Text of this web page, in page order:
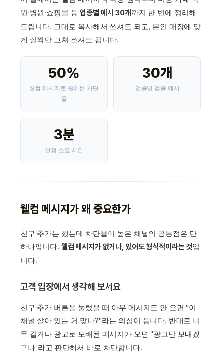
원·병원·쇼핑몰 등 업종별 예시 30개 까지 한 번에 정리해
드립니다. 그대로 복사해서 쓰셔도 되고, 본인 매장에 맞
게 살짝만 고쳐 쓰셔도 됩니다.
50%
웰컴 메시지로 줄이는 차단
율
30개
업종별 검증 예시
3분
설정 소요 시간
웰컴 메시지가 왜 중요한가
친구 추가는 했는데 차단율이 높은 채널의 공통점은 단
하나입니다. 웰컴 메시지가 없거나, 있어도 형식적이라는 것입
니다.
고객 입장에서 생각해 보세요
친구 추가 버튼을 눌렀을 때 아무 메시지도 안 오면 "이
채널 살아 있는 거 맞나?"라는 의심이 듭니다. 반대로 너
무 길거나 광고로 도배된 메시지가 오면 "광고만 보내겠
구나"라고 판단해서 바로 차단합니다.